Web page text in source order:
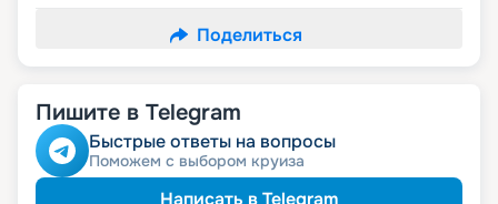
Поделиться
Пишите в Telegram
Быстрые ответы на вопросы
Поможем с выбором круиза
Написать в Telegram